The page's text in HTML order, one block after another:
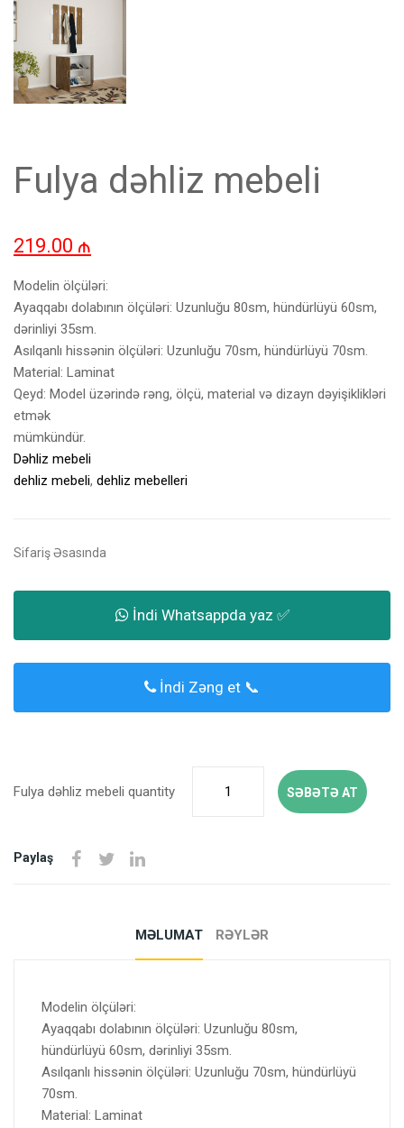
Fulya dəhliz mebeli
219.00 ₼
Modelin ölçüləri:
Ayaqqabı dolabının ölçüləri: Uzunluğu 80sm, hündürlüyü 60sm,
dərinliyi 35sm.
Asılqanlı hissənin ölçüləri: Uzunluğu 70sm, hündürlüyü 70sm.
Material: Laminat
Qeyd: Model üzərində rəng, ölçü, material və dizayn dəyişiklikləri
etmək
mümkündür.
Dəhliz mebeli
dehliz mebeli, dehliz mebelleri
Sifariş Əsasında
İndi Whatsappda yaz ✅
İndi Zəng et 📞
Fulya dəhliz mebeli quantity SƏBƏTƏ AT
Paylaş
MƏLUMAT RƏYLƏR
Modelin ölçüləri:
Ayaqqabı dolabının ölçüləri: Uzunluğu 80sm,
hündürlüyü 60sm, dərinliyi 35sm.
Asılqanlı hissənin ölçüləri: Uzunluğu 70sm, hündürlüyü
70sm.
Material: Laminat